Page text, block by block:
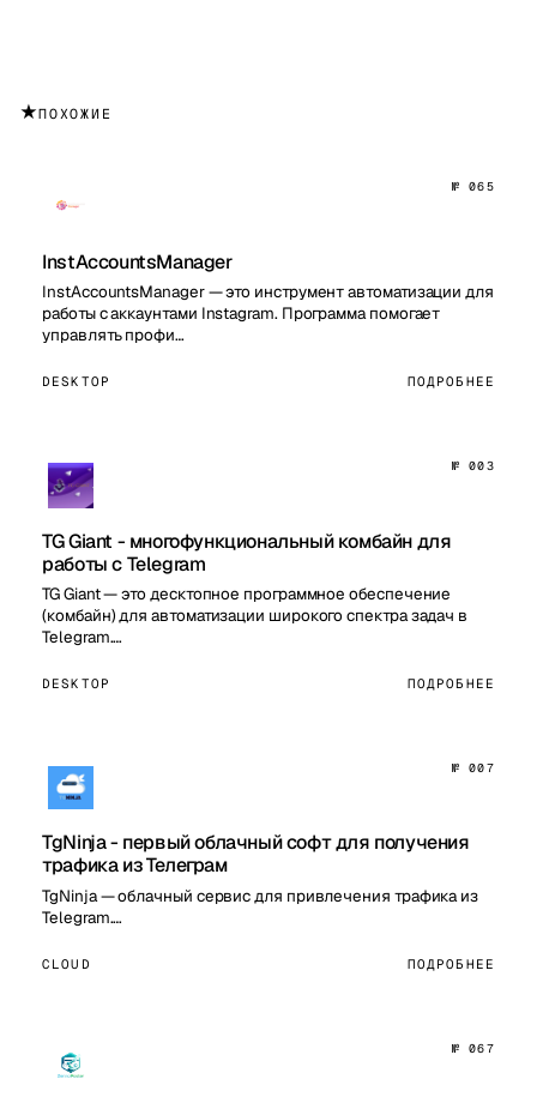
★ПОХОЖИЕ
№ 065
InstAccountsManager
InstAccountsManager — это инструмент автоматизации для
работы с аккаунтами Instagram. Программа помогает
управлять профи…
DESKTOP ПОДРОБНЕЕ
№ 003
TG Giant - многофункциональный комбайн для
работы с Telegram
TG Giant — это десктопное программное обеспечение
(комбайн) для автоматизации широкого спектра задач в
Telegram.…
DESKTOP ПОДРОБНЕЕ
№ 007
TgNinja - первый облачный софт для получения
трафика из Телеграм
TgNinja — облачный сервис для привлечения трафика из
Telegram.…
CLOUD ПОДРОБНЕЕ
№ 067